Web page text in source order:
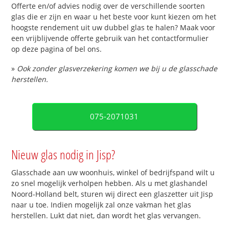
Offerte en/of advies nodig over de verschillende soorten
glas die er zijn en waar u het beste voor kunt kiezen om het
hoogste rendement uit uw dubbel glas te halen? Maak voor
een vrijblijvende offerte gebruik van het contactformulier
op deze pagina of bel ons.
» Ook zonder glasverzekering komen we bij u de glasschade
herstellen.
075-2071031
Nieuw glas nodig in Jisp?
Glasschade aan uw woonhuis, winkel of bedrijfspand wilt u
zo snel mogelijk verholpen hebben. Als u met glashandel
Noord-Holland belt, sturen wij direct een glaszetter uit Jisp
naar u toe. Indien mogelijk zal onze vakman het glas
herstellen. Lukt dat niet, dan wordt het glas vervangen.